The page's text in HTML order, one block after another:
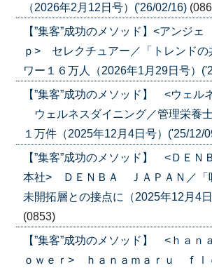
（2026年2月12日号）('26/02/16)
【”集客”成功のメソッド】<アンジ
ｐ> セレクチュアー／「トレンドの
ワー１６万人（2026年1月29日号）
【”集客”成功のメソッド】 <ウェル
ウェルネスダイニング／管理栄養
１万件（2025年12月4日号）('25/12/
【”集客”成功のメソッド】 <ＤＥ
本社> ＤＥＮＢＡ ＪＡＰＡＮ／「
未開拓層との接点に（2025年12月4
(0853)
【”集客”成功のメソッド】 <ｈａｎ
ｏｗｅｒ> ｈａｎａｍａｒｕ ｆｌ